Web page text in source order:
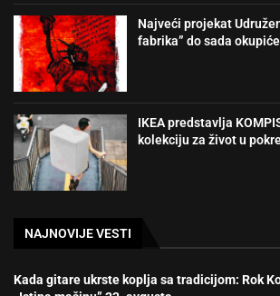
Najveći projekat
fabrika” do sada
IKEA predstavlja
kolekciju za život u
NAJNOVIJE VESTI
Kada gitare ukrste koplja sa tradicijom: Rok